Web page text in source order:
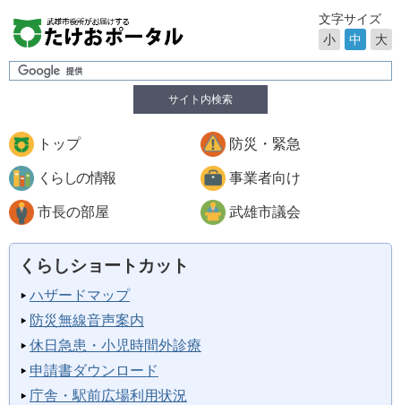
サイト内検索
文字サイズ
小
中 大
トップ 防災・緊急
くらしの情報 事業者向け
市長の部屋 武雄市議会
くらしショートカット
ハザードマップ
防災無線音声案内
休日急患・小児時間外診療
申請書ダウンロード
庁舎・駅前広場利用状況